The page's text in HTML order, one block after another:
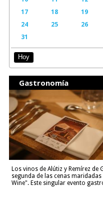
17
18 19
24
25 26
31
Hoy
Gastronomía
Los vinos de Alútiz y Remírez
segunda de las cenas
Wine". Este singular evento